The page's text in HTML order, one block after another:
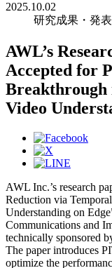
2025.10.02
研究成果・発表
AWL’s
Accepted for
Breakthrough
Video
AWL Inc.’s research
Reduction via
Understanding on
Communications and
technically sponsored
The paper introduces
optimize the